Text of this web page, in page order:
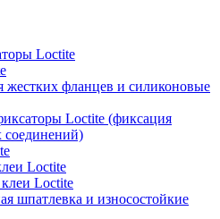
Loctite
жестких фланцев и силиконовые
Loctite (фиксация
соединений)
Loctite
Loctite
шпатлевка и износостойкие